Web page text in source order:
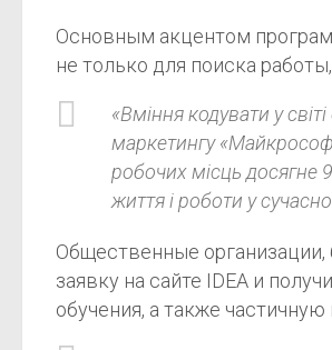
Основным акцентом
не только для поиска
«Вміння кодувати у
маркетингу
робочих місць досягне
життя і роботи у
Общественные
заявку на сайте IDEA и
обучения, а также